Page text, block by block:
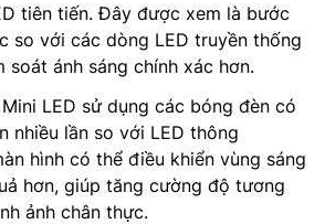
tiên tiến. Đây được xem là bước
so với các dòng LED truyền thống
soát ánh sáng chính xác hơn.
LED sử dụng các bóng đèn có
nhiều lần so với LED thông
hình có thể điều khiển vùng sáng
hơn, giúp tăng cường độ tương
ảnh chân thực.